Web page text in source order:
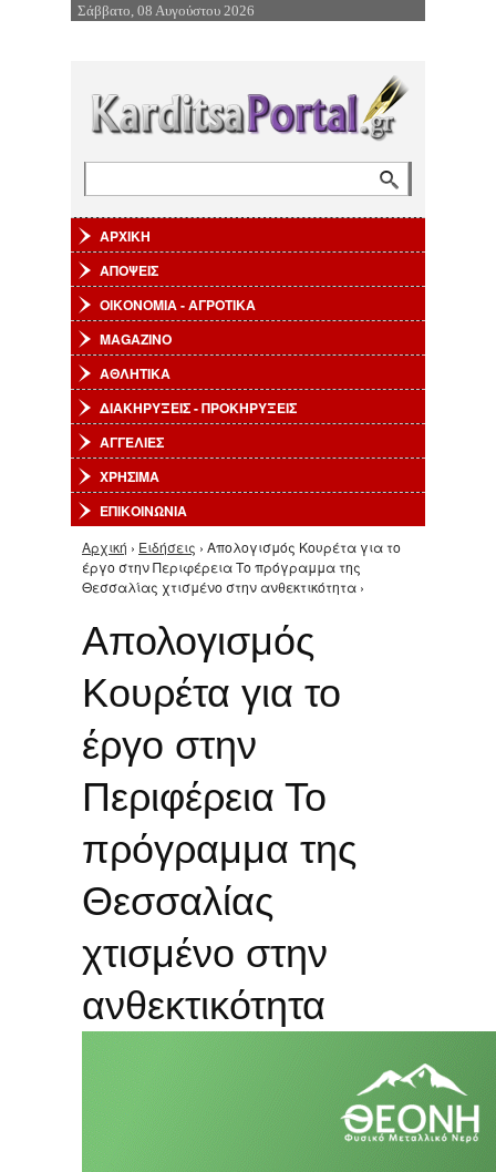
Επιστροφή στην Πλοήγηση
Σάββατο, 08 Αυγούστου 2026
ΑΡΧΙΚΗ
ΑΠΟΨΕΙΣ
ΟΙΚΟΝΟΜΙΑ - ΑΓΡΟΤΙΚΑ
MAGAZINO
ΑΘΛΗΤΙΚΑ
ΔΙΑΚΗΡΥΞΕΙΣ - ΠΡΟΚΗΡΥΞΕΙΣ
ΑΓΓΕΛΙΕΣ
ΧΡΗΣΙΜΑ
ΕΠΙΚΟΙΝΩΝΙΑ
Είστε εδώ
Αρχική › Ειδήσεις › Απολογισμός Κουρέτα για το
έργο στην Περιφέρεια Το πρόγραμμα της
Θεσσαλίας χτισμένο στην ανθεκτικότητα ›
Απολογισμός
Κουρέτα για το
έργο στην
Περιφέρεια Το
πρόγραμμα της
Θεσσαλίας
χτισμένο στην
ανθεκτικότητα